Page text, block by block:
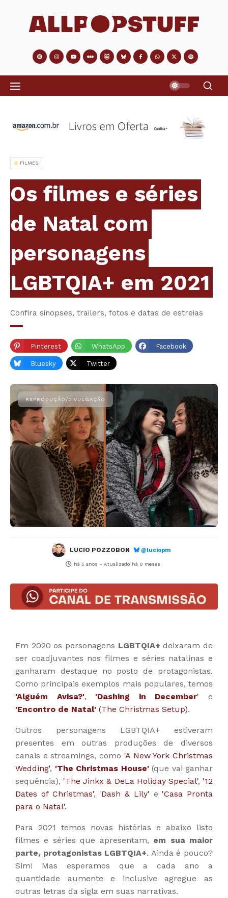
FILMES
Os filmes e séries
de Natal com
personagens
LGBTQIA+ em 2021
Confira sinopses, trailers, fotos e datas de estreias
Pinterest WhatsApp Facebook
Bluesky Twitter
LUCIO POZZOBON @luciopm
há 5 anos - Atualizado há 8 meses
Em 2020 os personagens LGBTQIA+ deixaram de
ser coadjuvantes nos filmes e séries natalinas e
ganharam destaque no posto de protagonistas.
Como principais exemplos mais populares, temos
'Alguém Avisa?', 'Dashing in December' e
'Encontro de Natal' (The Christmas Setup).
Outros personagens LGBTQIA+ estiveram
presentes em outras produções de diversos
canais e streamings, como 'A New York Christmas
Wedding', 'The Christmas House' (que vai ganhar
sequência), 'The Jinkx & DeLa Holiday Special', '12
Dates of Christmas', 'Dash & Lily' e 'Casa Pronta
para o Natal'.
Para 2021 temos novas histórias e abaixo listo
filmes e séries que apresentam, em sua maior
parte, protagonistas LGBTQIA+. Ainda é pouco?
Sim! Mas esperamos que a cada ano a
quantidade aumente e inclusive agregue as
outras letras da sigla em suas narrativas.